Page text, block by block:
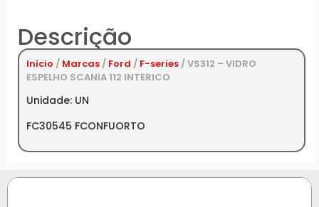
Descrição
Início / Marcas / Ford / F-series / VS312 – VIDRO
ESPELHO SCANIA 112 INTERICO
Unidade: UN
FC30545 FCONFUORTO